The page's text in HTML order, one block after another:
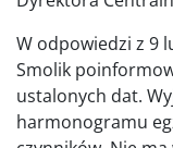
W odpowiedzi z 9
Smolik
ustalonych dat.
harmonogramu